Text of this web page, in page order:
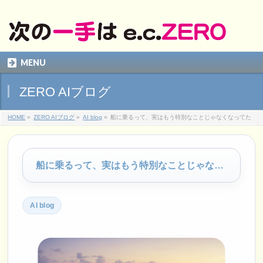
MENU
ZERO AIブログ
HOME » ZERO AIブログ » AI blog » 船に乗るって、実はもう特別なことじゃなくなってた
船に乗るって、実はもう特別なことじゃなくなってた
AI blog